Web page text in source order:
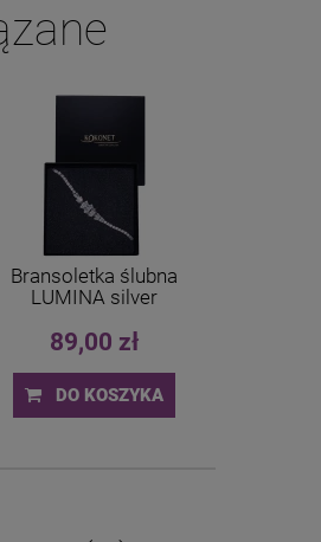
Bransoletka ślubna
LUMINA silver
89,00 zł
DO KOSZYKA